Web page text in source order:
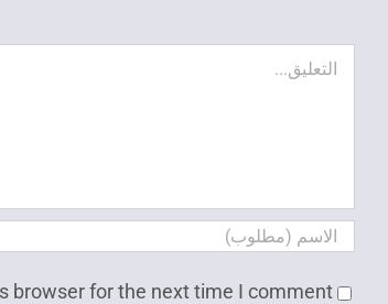
تعليق
browser for the next time I comment.